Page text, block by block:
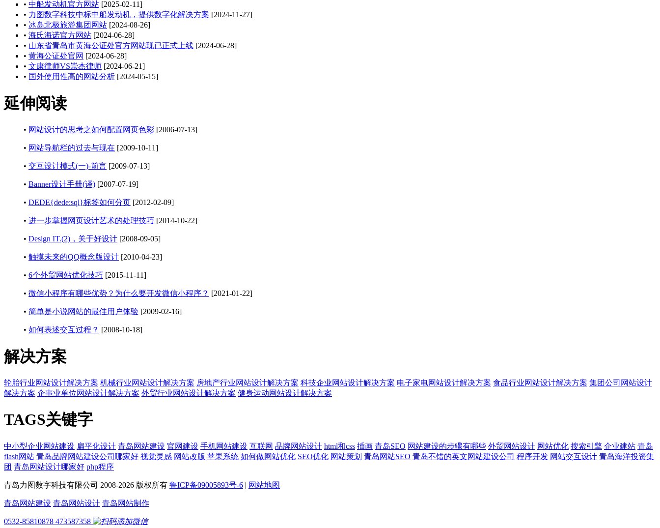
• 中船发动机官方网站 [2025-02-11]
• 力图数字科技中标中船发动机，提供数字化解决方案 [2024-11-27]
• 冰岛北极旅游集团网站 [2024-08-26]
• 海氏海诺官方网站 [2024-06-28]
• 山东省青岛市黄海公证处官方网站现已正式上线 [2024-06-28]
• 黄海公证处官网 [2024-06-28]
• 文康律师VS崇杰律师 [2024-06-21]
• 国外使用性高的网站分析 [2024-05-15]
延伸阅读
• 网站设计的思考之如何配置网页色彩 [2006-07-13]
• 网站导航栏的过去与现在 [2009-10-11]
• 交互设计模式(一)-前言 [2009-07-13]
• Banner设计手册(译) [2007-07-19]
• DEDE{dede:sql}标签如何分页 [2012-02-09]
• 进一步掌握网页设计艺术的处理技巧 [2014-10-22]
• Design IT.(2)，关于好设计 [2008-09-05]
• 触摸未来的QQ概念版设计 [2010-04-23]
• 6个外贸网站优化技巧 [2015-11-11]
• 微信小程序有哪些优势？为什么要开发微信小程序？ [2021-01-22]
• 简单是小说网站的最佳用户体验 [2009-02-16]
• 如何表述交互过程？ [2008-10-18]
解决方案
轮胎行业网站设计解决方案 机械行业网站设计解决方案 房地产行业网站设计解决方案 科技企业网站设计解决方案 电子家电网站设计解决方案 食品行业网站设计解决方案 集团公司网站设计
解决方案 企事业单位网站设计解决方案 外贸行业网站设计解决方案 健身运动网站设计解决方案
TAGS关键字
中小型企业网站建设 扁平化设计 青岛网站建设 官网建设 手机网站建设 互联网 品牌网站设计 html和css 插画 青岛SEO 网站建设的步骤有哪些 外贸网站设计 网站优化 搜索引擎 企业建站 青岛
flash网站 青岛品牌网站建设公司哪家好 视觉灵感 网站改版 苹果系统 如何做网站优化 SEO优化 网站策划 青岛网站SEO 青岛不错的英文网站建设公司 程序开发 网站交互设计 青岛海洋投资集
团 青岛网站设计哪家好 php程序
青岛力图数字科技有限公司 2008-2026 版权所有 鲁ICP备09005893号-6 | 网站地图
青岛网站建设 青岛网站设计 青岛网站制作
0532-85810878 473587358